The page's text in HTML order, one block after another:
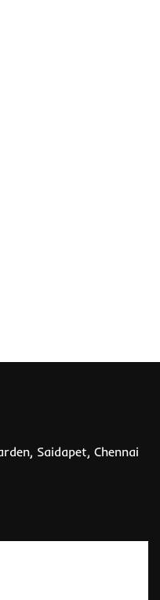
Saidapet, Chennai